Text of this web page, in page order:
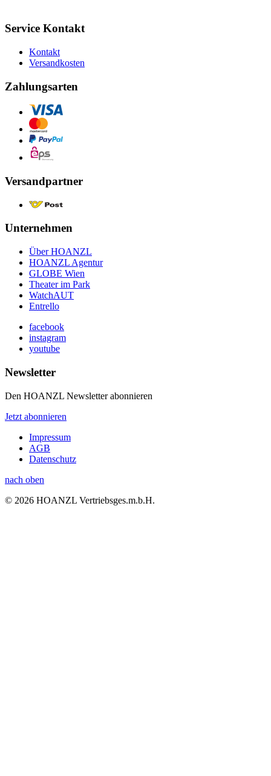
Service Kontakt
Kontakt
Versandkosten
Zahlungsarten
Versandpartner
Unternehmen
Über HOANZL
HOANZL Agentur
GLOBE Wien
Theater im Park
WatchAUT
Entrello
facebook
instagram
youtube
Newsletter
Den HOANZL Newsletter abonnieren
Jetzt abonnieren
Impressum
AGB
Datenschutz
nach oben
© 2026 HOANZL Vertriebsges.m.b.H.